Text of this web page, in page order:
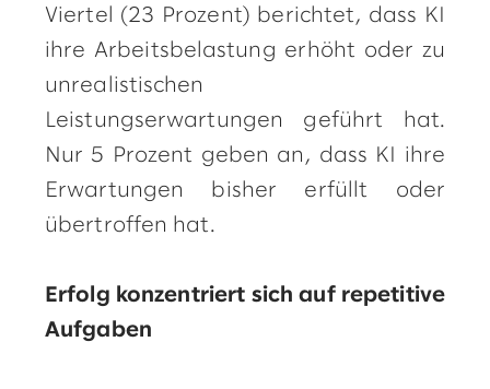
Viertel (23 Prozent) berichtet, dass KI
ihre Arbeitsbelastung erhöht oder zu
unrealistischen
Leistungserwartungen geführt hat.
Nur 5 Prozent geben an, dass KI ihre
Erwartungen bisher erfüllt oder
übertroffen hat.
Erfolg konzentriert sich auf repetitive
Aufgaben